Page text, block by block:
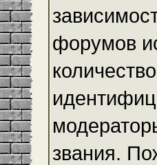
форумов
звания.